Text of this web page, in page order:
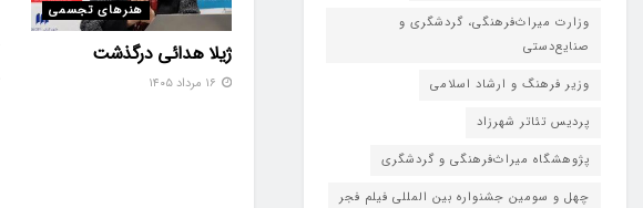
هنرهای تجسمی
ژیلا هدائی درگذشت
وزارت میراث‌فرهنگی، گردشگری و
صنایع‌دستی
وزیر فرهنگ و ارشاد اسلامی
پردیس تئاتر شهرزاد
پژوهشگاه میراث‌فرهنگی و گردشگری
چهل و سومین جشنواره بین المللی فیلم فجر